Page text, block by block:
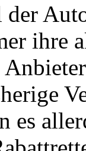
der
ihre
es